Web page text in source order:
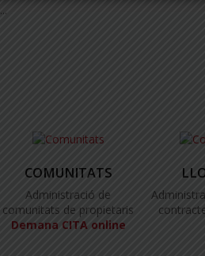
...
COMUNITATS
Administració de
comunitats de propietaris
Demana CITA online